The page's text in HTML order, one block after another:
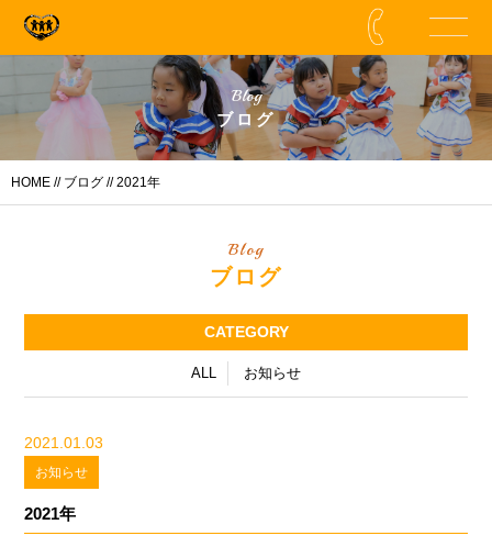
Blog
ブログ
HOME // ブログ // 2021年
Blog
ブログ
CATEGORY
ALL お知らせ
2021.01.03
お知らせ
2021年